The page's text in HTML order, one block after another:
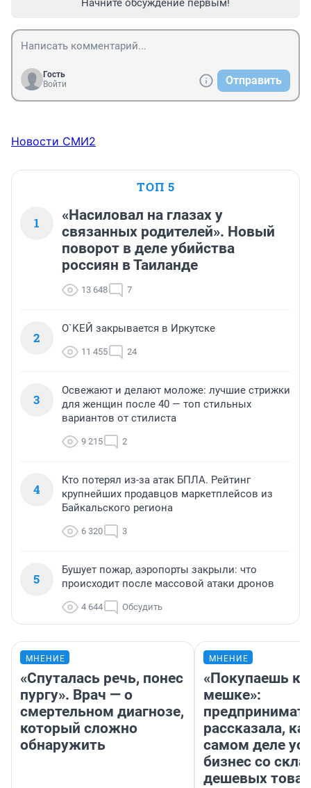
Начните обсуждение первым!
Гость
Войти
Отправить
Новости СМИ2
ТОП 5
1
«Насиловал на глазах у
связанных родителей». Новый
поворот в деле убийства
россиян в Таиланде
13 648 7
2
О`КЕЙ закрывается в Иркутске
11 455 24
3
Освежают и делают моложе: лучшие стрижки
для женщин после 40 — топ стильных
вариантов от стилиста
9 215 2
4
Кто потерял из-за атак БПЛА. Рейтинг
крупнейших продавцов маркетплейсов из
Байкальского региона
6 320 3
5
Бушует пожар, аэропорты закрыли: что
происходит после массовой атаки дронов
4 644 Обсудить
МНЕНИЕ
«Спуталась речь, понес
пургу». Врач — о
смертельном диагнозе,
который сложно
обнаружить
МНЕНИЕ
«Покупаешь
мешке»:
рассказала,
самом деле
бизнес со
дешевых